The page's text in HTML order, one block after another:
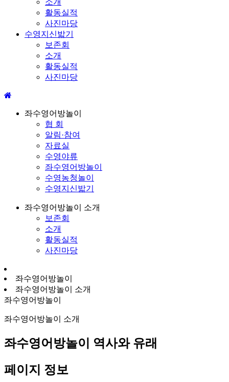
소개
활동실적
사진마당
수영지신밟기
보존회
소개
활동실적
사진마당
좌수영어방놀이
협 회
알림·참여
자료실
수영야류
좌수영어방놀이
수영농청놀이
수영지신밟기
좌수영어방놀이 소개
보존회
소개
활동실적
사진마당
좌수영어방놀이
좌수영어방놀이 소개
좌수영어방놀이
좌수영어방놀이 소개
좌수영어방놀이 역사와 유래
페이지 정보